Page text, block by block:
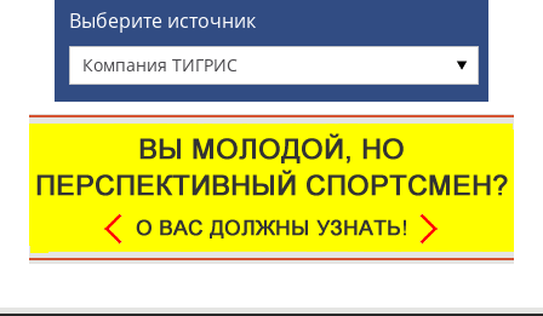
Выберите источник
Компания ТИГРИС